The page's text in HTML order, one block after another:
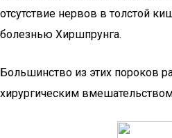
отсутствие нервов в толстой
болезнью Хиршпрунга.
Большинство из этих пороков
хирургическим